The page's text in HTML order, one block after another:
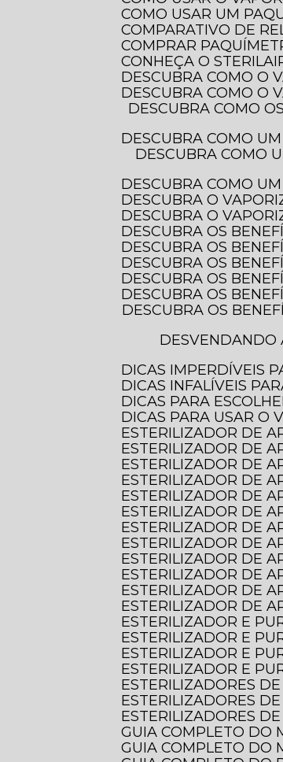
COMO USAR UM
COMPARATIVO DE
COMPRAR
CONHEÇA O
DESCUBRA COMO
DESCUBRA COMO
DESCUBRA COMO OS INSTRUMENTOS DE MEDIÇÃO ELETRÔNICOS TRANSFORMAM A PRECISÃO EM DIVERSAS
DESCUBRA COMO
DESCUBRA COMO UM PAQUÍMETRO DIGITAL COM PROTEÇÃO IP-54 PODE TRANSFORMAR SUAS MEDIDAS E
DESCUBRA COMO
DESCUBRA O
DESCUBRA O
DESCUBRA OS
DESCUBRA OS
DESCUBRA OS
DESCUBRA OS
DESCUBRA OS
DESCUBRA OS BENEFÍCIOS DO VAPORIZADOR DE OZÔNIO PARA CUIDAR DOS SEUS CABELOS E TRANSFORMAR
DESVENDANDO A IMPORTÂNCIA DOS INSTRUMENTOS DE MEDIÇÃO ELETRÔNICOS PARA PRECISÃO E
DICAS IMPERDÍVEIS
DICAS INFALÍVEIS
DICAS PARA
DICAS PARA USAR
ESTERILIZADOR DE
ESTERILIZADOR DE
ESTERILIZADOR DE
ESTERILIZADOR DE
ESTERILIZADOR DE
ESTERILIZADOR DE
ESTERILIZADOR DE
ESTERILIZADOR DE
ESTERILIZADOR DE
ESTERILIZADOR DE
ESTERILIZADOR DE
ESTERILIZADOR DE
ESTERILIZADOR E
ESTERILIZADOR E
ESTERILIZADOR E
ESTERILIZADOR E
ESTERILIZADORES
ESTERILIZADORES
ESTERILIZADORES
GUIA COMPLETO
GUIA COMPLETO